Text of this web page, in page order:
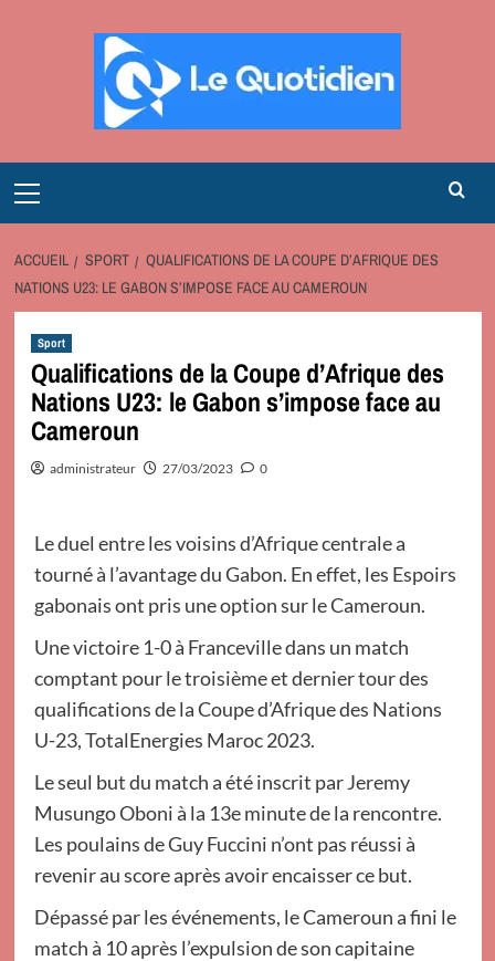
Menu
ACCUEIL SPORT
QUALIFICATIONS DE LA COUPE D’AFRIQUE DES
NATIONS U23: LE GABON S’IMPOSE FACE AU CAMEROUN
Sport
Qualifications de la Coupe d’Afrique des
Nations U23: le Gabon s’impose face au
Cameroun
administrateur 27/03/2023 0
Le duel entre les voisins d’Afrique centrale a
tourné à l’avantage du Gabon. En effet, les Espoirs
gabonais ont pris une option sur le Cameroun.
Une victoire 1-0 à Franceville dans un match
comptant pour le troisième et dernier tour des
qualifications de la Coupe d’Afrique des Nations
U-23, TotalEnergies Maroc 2023.
Le seul but du match a été inscrit par Jeremy
Musungo Oboni à la 13e minute de la rencontre.
Les poulains de Guy Fuccini n’ont pas réussi à
revenir au score après avoir encaisser ce but.
Dépassé par les événements, le Cameroun a fini le
match à 10 après l’expulsion de son capitaine